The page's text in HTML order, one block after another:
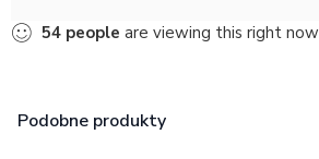
54 people are viewing this right now
Podobne produkty